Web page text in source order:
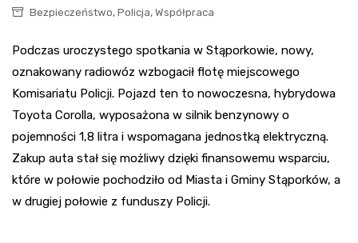
Bezpieczeństwo, Policja, Współpraca
Podczas uroczystego spotkania w Stąporkowie, nowy,
oznakowany radiowóz wzbogacił flotę miejscowego
Komisariatu Policji. Pojazd ten to nowoczesna, hybrydowa
Toyota Corolla, wyposażona w silnik benzynowy o
pojemności 1,8 litra i wspomagana jednostką elektryczną.
Zakup auta stał się możliwy dzięki finansowemu wsparciu,
które w połowie pochodziło od Miasta i Gminy Stąporków, a
w drugiej połowie z funduszy Policji.